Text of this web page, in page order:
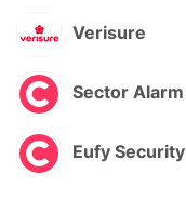
Verisure
Sector Alarm
Eufy Security